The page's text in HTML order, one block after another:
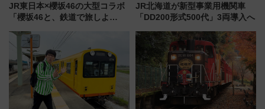
JR東日本×櫻坂46の大型コラボ
「櫻坂46と、鉄道で旅しよ
潟・長野・庄内へ
JR北海道が新型事業用機関車
「DD200形式500代」3両導入へ